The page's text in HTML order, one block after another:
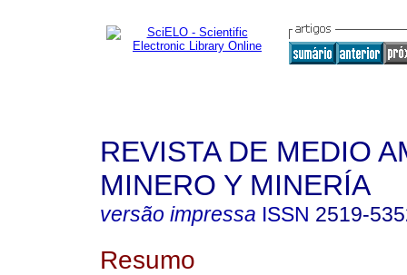
REVISTA DE MEDIO
MINERO Y MINERÍA
versão impressa ISSN 2519-
Resumo